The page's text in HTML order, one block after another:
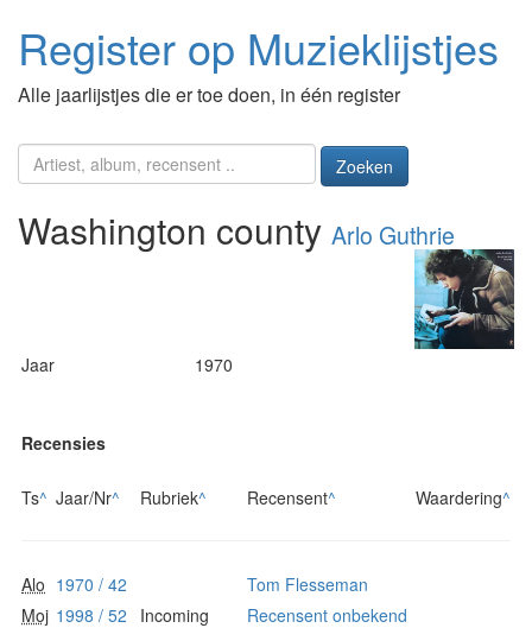
Register op Muzieklijstjes
Alle jaarlijstjes die er toe doen, in één register
Zoeken
Washington county Arlo Guthrie
Jaar 1970
Recensies
Ts^ Jaar/Nr^ Rubriek^ Recensent^ Waardering^
Alo 1970 / 42
Tom Flesseman
Moj 1998 / 52 Incoming Recensent onbekend